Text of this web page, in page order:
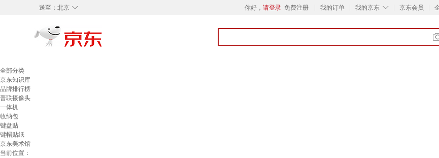
◇
送至： 北京 你好， 请登录 免费注册 我的订单 ◇
我的京东 京东会员
全部分类
京东知识库
品牌排行榜
普联摄像头
一体机
收纳包
键盘贴
键帽贴纸
京东美术馆
当前位置：